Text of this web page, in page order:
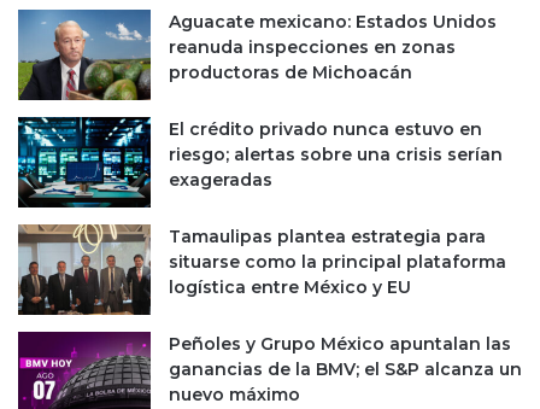
Aguacate mexicano: Estados Unidos
reanuda inspecciones en zonas
productoras de Michoacán
El crédito privado nunca estuvo en
riesgo; alertas sobre una crisis serían
exageradas
Tamaulipas plantea estrategia para
situarse como la principal plataforma
logística entre México y EU
Peñoles y Grupo México apuntalan las
ganancias de la BMV; el S&P alcanza un
nuevo máximo